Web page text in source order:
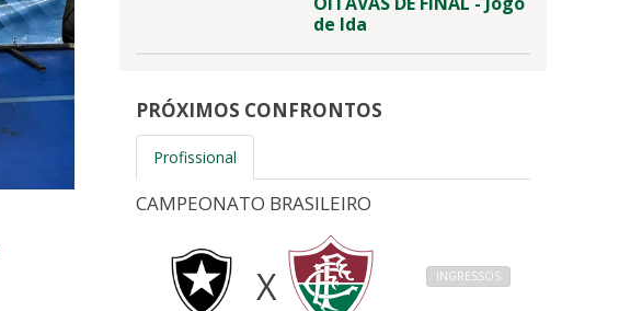
de Ida
PRÓXIMOS CONFRONTOS
Profissional
CAMPEONATO BRASILEIRO
X INGRESSOS